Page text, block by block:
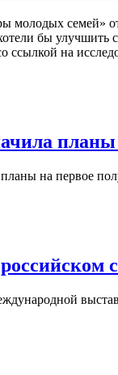
семей»
бы
ссылкой на
планы
на первое